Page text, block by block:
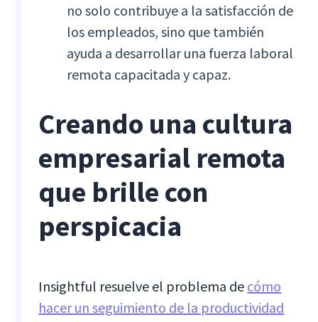
no solo contribuye a la satisfacción de
los empleados, sino que también
ayuda a desarrollar una fuerza laboral
remota capacitada y capaz.
Creando una cultura
empresarial remota
que brille con
perspicacia
Insightful resuelve el problema de cómo
hacer un seguimiento de la productividad